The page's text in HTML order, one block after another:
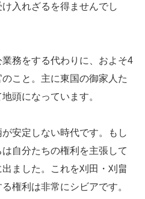
入れざるを得ませんでし
務をする代わりに、およそ4
こと。主に東国の御家人た
頭になっています。
安定しない時代です。もし
自分たちの権利を主張して
ました。これを刈田・刈畠
権利は非常にシビアです。